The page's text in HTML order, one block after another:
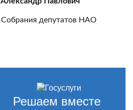
Собрания депутатов НАО
Решаем вместе